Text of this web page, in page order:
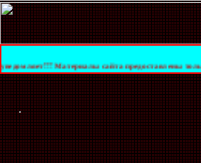
Материалы сайта предоставлены только в